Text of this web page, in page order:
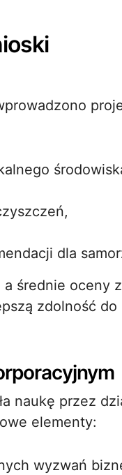
dla
średnie oceny
zdolność do
naukę przez
elementy:
wyzwań